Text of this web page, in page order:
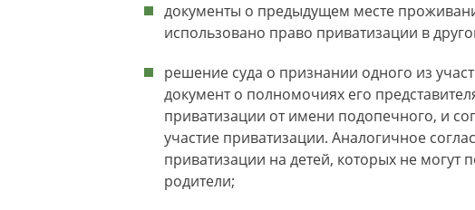
документы о предыдущем месте
использовано право приватизации в
решение суда о признании одного из
документ о полномочиях его
приватизации от имени подопечного, и
участие приватизации. Аналогичное
приватизации на детей, которых не
родители;